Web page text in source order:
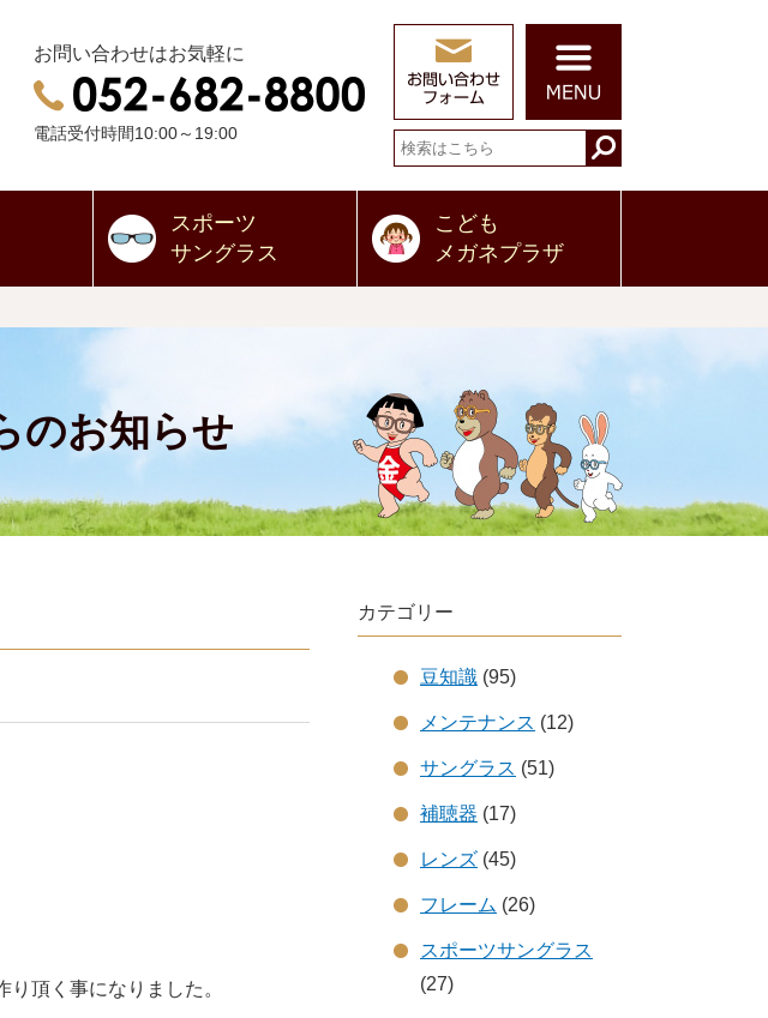
お問い合わせはお気軽に
電話受付時間10:00～19:00
スポーツ
サングラス
こども
メガネプラザ
のお知らせ
頂く事になりました。
カテゴリー
豆知識 (95)
メンテナンス (12)
サングラス (51)
補聴器 (17)
レンズ (45)
フレーム (26)
スポーツサングラス
(27)